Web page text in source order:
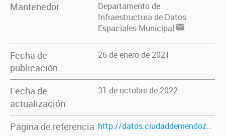
Mantenedor
Departamento de
Infraestructura de Datos
Espaciales Municipal
Fecha de
publicación
26 de enero de 2021
Fecha de
actualización
31 de octubre de 2022
Página de referencia http://datos.ciudaddemendoza.gob.ar/dataset/obras-sociales